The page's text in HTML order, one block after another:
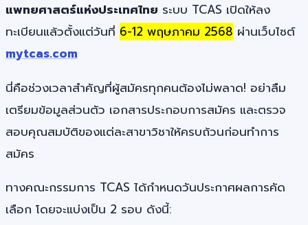
แพทยศาสตร์แห่งประเทศไทย ระบบ TCAS เปิดให้ลง
ทะเบียนแล้วตั้งแต่วันที่ 6-12 พฤษภาคม 2568 ผ่านเว็บไซต์
mytcas.com
นี่คือช่วงเวลาสำคัญที่ผู้สมัครทุกคนต้องไม่พลาด! อย่าลืม
เตรียมข้อมูลส่วนตัว เอกสารประกอบการสมัคร และตรวจ
สอบคุณสมบัติของแต่ละสาขาวิชาให้ครบถ้วนก่อนทำการ
สมัคร
ทางคณะกรรมการ TCAS ได้กำหนดวันประกาศผลการคัด
เลือก โดยจะแบ่งเป็น 2 รอบ ดังนี้: